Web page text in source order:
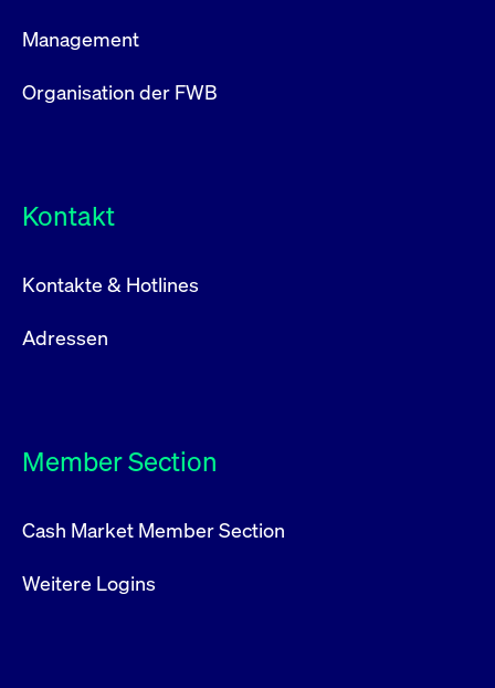
Management
Organisation der FWB
Kontakt
Kontakte & Hotlines
Adressen
Member Section
Cash Market Member Section
Weitere Logins